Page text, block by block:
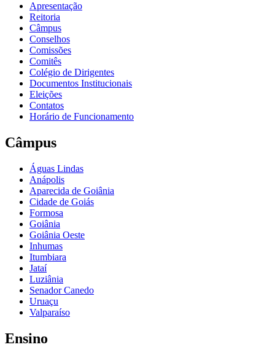
Apresentação
Reitoria
Câmpus
Conselhos
Comissões
Comitês
Colégio de Dirigentes
Documentos Institucionais
Eleições
Contatos
Horário de Funcionamento
Câmpus
Águas Lindas
Anápolis
Aparecida de Goiânia
Cidade de Goiás
Formosa
Goiânia
Goiânia Oeste
Inhumas
Itumbiara
Jataí
Luziânia
Senador Canedo
Uruaçu
Valparaíso
Ensino